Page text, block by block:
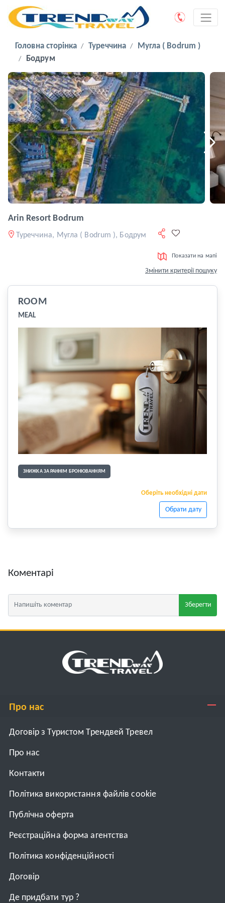
Головна сторінка Туреччина
Мугла ( Bodrum )
Бодрум
Arin Resort Bodrum
Туреччина, Мугла ( Bodrum ), Бодрум
Показати на мапі
Змінити критерії пошуку
ROOM
MEAL
ЗНИЖКА ЗА РАННІМ БРОНЮВАННЯМ
Оберіть необхідні дати
Обрати дату
Коментарі
Зберегти
Про нас
Договір з Туристом Трендвей Тревел
Про нас
Контакти
Політика використання файлів cookie
Публічна оферта
Реєстраційна форма агентства
Політика конфіденційності
Договiр
Де придбати тур ?